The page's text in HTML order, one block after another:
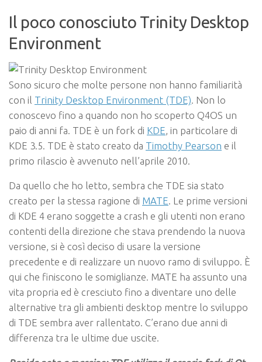
Il poco conosciuto Trinity Desktop
Environment
Sono sicuro che molte persone non hanno familiarità
con il Trinity Desktop Environment (TDE) . Non lo
conoscevo fino a quando non ho scoperto Q4OS un
paio di anni fa. TDE è un fork di KDE , in particolare di
KDE 3.5. TDE è stato creato da Timothy Pearson e il
primo rilascio è avvenuto nell’aprile 2010.
Da quello che ho letto, sembra che TDE sia stato
creato per la stessa ragione di MATE. Le prime versioni
di KDE 4 erano soggette a crash e gli utenti non erano
contenti della direzione che stava prendendo la nuova
versione, si è così deciso di usare la versione
precedente e di realizzare un nuovo ramo di sviluppo. È
qui che finiscono le somiglianze. MATE ha assunto una
vita propria ed è cresciuto fino a diventare uno delle
alternative tra gli ambienti desktop mentre lo sviluppo
di TDE sembra aver rallentato. C’erano due anni di
differenza tra le ultime due uscite.